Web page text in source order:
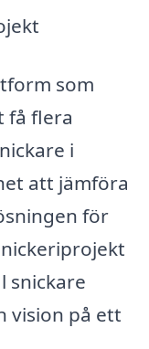
som
få flera
i
att jämföra
för
snickare
vision på ett